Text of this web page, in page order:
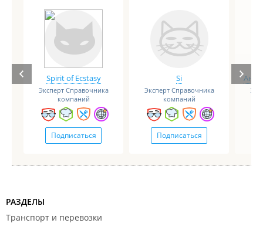
Spirit of Ecstasy
Эксперт Справочника
компаний
Подписаться
Si
Эксперт Справочника
компаний
Подписаться
РАЗДЕЛЫ
Транспорт и перевозки